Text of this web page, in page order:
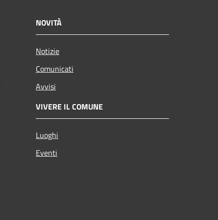
NOVITÀ
Notizie
Comunicati
Avvisi
VIVERE IL COMUNE
Luoghi
Eventi